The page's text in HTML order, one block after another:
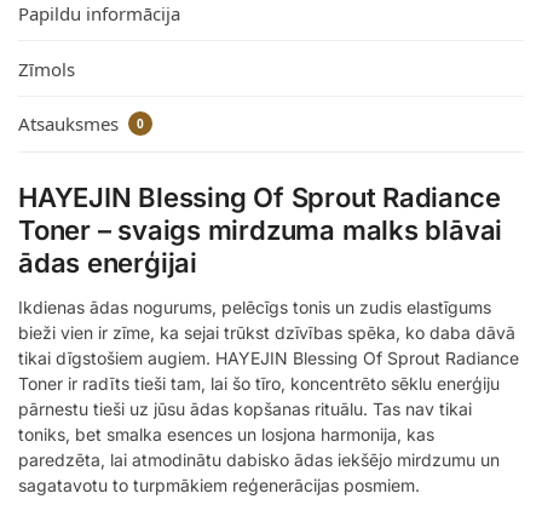
Papildu informācija
Zīmols
Atsauksmes 0
HAYEJIN Blessing Of Sprout Radiance
Toner – svaigs mirdzuma malks blāvai
ādas enerģijai
Ikdienas ādas nogurums, pelēcīgs tonis un zudis elastīgums
bieži vien ir zīme, ka sejai trūkst dzīvības spēka, ko daba dāvā
tikai dīgstošiem augiem. HAYEJIN Blessing Of Sprout Radiance
Toner ir radīts tieši tam, lai šo tīro, koncentrēto sēklu enerģiju
pārnestu tieši uz jūsu ādas kopšanas rituālu. Tas nav tikai
toniks, bet smalka esences un losjona harmonija, kas
paredzēta, lai atmodinātu dabisko ādas iekšējo mirdzumu un
sagatavotu to turpmākiem reģenerācijas posmiem.